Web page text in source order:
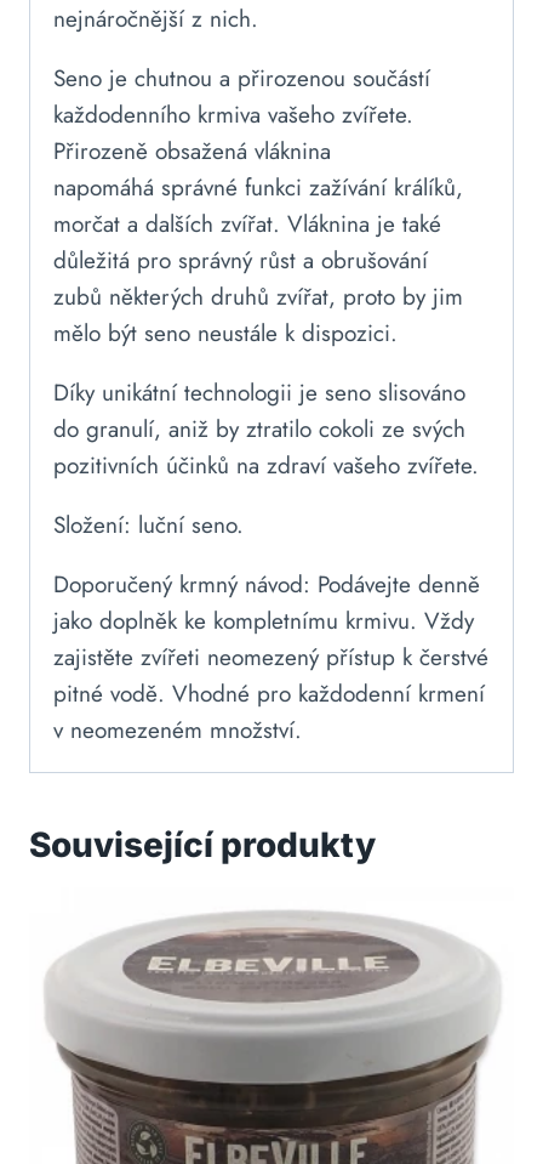
nejnáročnější z nich.
Seno je chutnou a přirozenou součástí
každodenního krmiva vašeho zvířete.
Přirozeně obsažená vláknina
napomáhá správné funkci zažívání králíků,
morčat a dalších zvířat. Vláknina je také
důležitá pro správný růst a obrušování
zubů některých druhů zvířat, proto by jim
mělo být seno neustále k dispozici.
Díky unikátní technologii je seno slisováno
do granulí, aniž by ztratilo cokoli ze svých
pozitivních účinků na zdraví vašeho zvířete.
Složení: luční seno.
Doporučený krmný návod: Podávejte denně
jako doplněk ke kompletnímu krmivu. Vždy
zajistěte zvířeti neomezený přístup k čerstvé
pitné vodě. Vhodné pro každodenní krmení
v neomezeném množství.
Související produkty